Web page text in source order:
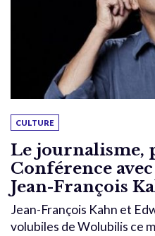
CULTURE
Le journalisme,
Conférence
Jean-François
Jean-François Kahn et
volubiles de Wolubilis ce